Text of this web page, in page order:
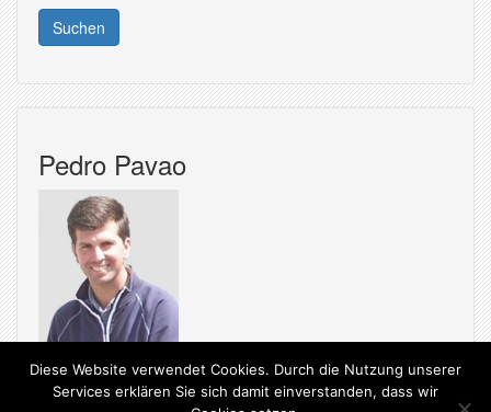
Pedro Pavao
Diese Website verwendet Cookies. Durch die Nutzung unserer
Services erklären Sie sich damit einverstanden, dass wir